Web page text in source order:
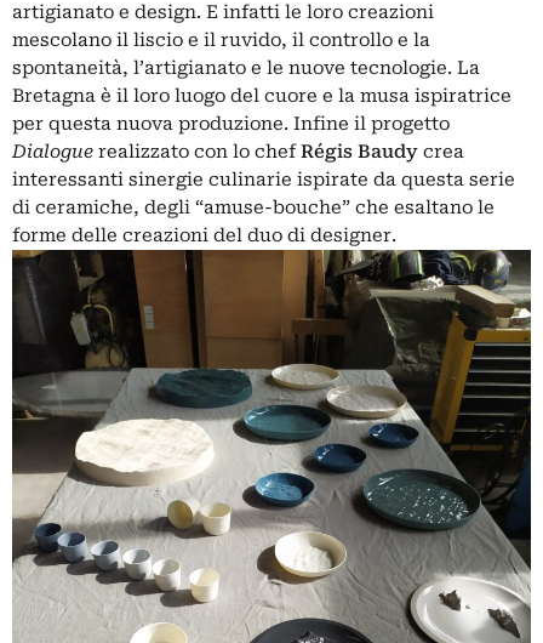
artigianato e design. E infatti le loro creazioni
mescolano il liscio e il ruvido, il controllo e la
spontaneità, l’artigianato e le nuove tecnologie. La
Bretagna è il loro luogo del cuore e la musa ispiratrice
per questa nuova produzione. Infine il progetto
Dialogue realizzato con lo chefRégis Baudy crea
interessanti sinergie culinarie ispirate da questa serie
di ceramiche, degli “amuse-bouche” che esaltano le
forme delle creazioni del duo di designer.